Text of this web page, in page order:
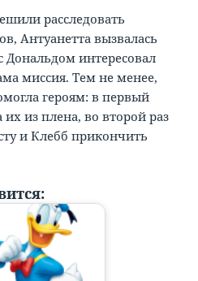
расследовать
Антуанетта вызвалась
интересовал
миссия. Тем не менее,
героям: в первый
их из плена, во второй раз
и Клебб прикончить